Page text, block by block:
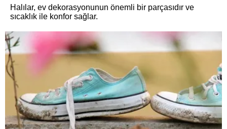
Halılar, ev dekorasyonunun önemli bir parçasıdır ve
sıcaklık ile konfor sağlar.